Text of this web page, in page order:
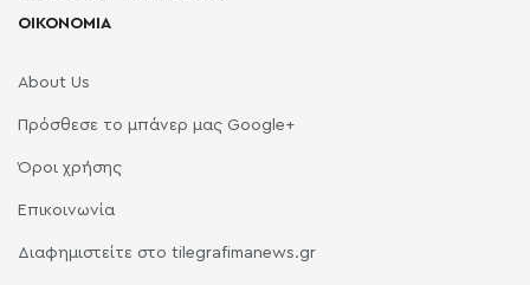
ΟΙΚΟΝΟΜΙΑ
About Us
Πρόσθεσε το μπάνερ μας Google+
Όροι χρήσης
Επικοινωνία
Διαφημιστείτε στο tilegrafimanews.gr